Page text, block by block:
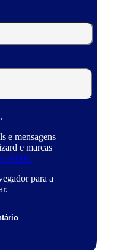
e mensagens
e marcas
para a